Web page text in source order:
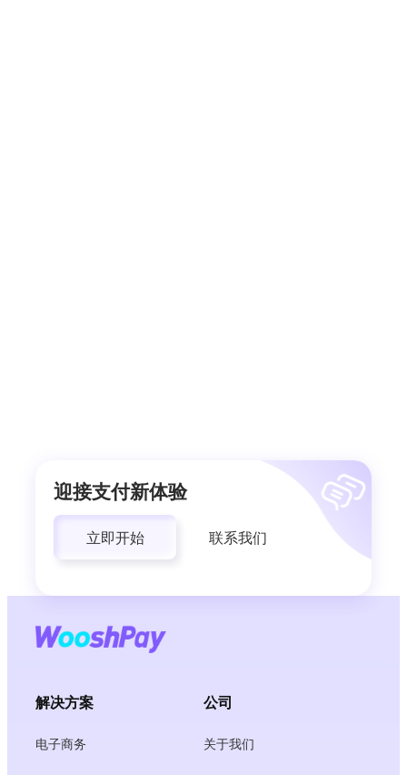
迎接支付新体验
立即开始 联系我们
解决方案
电子商务
公司
关于我们